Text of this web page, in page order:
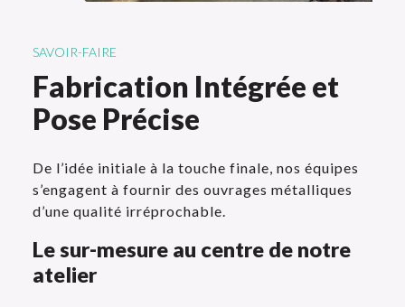
SAVOIR-FAIRE
Fabrication Intégrée et
Pose Précise
De l’idée initiale à la touche finale, nos équipes
s’engagent à fournir des ouvrages métalliques
d’une qualité irréprochable.
Le sur-mesure au centre de notre
atelier